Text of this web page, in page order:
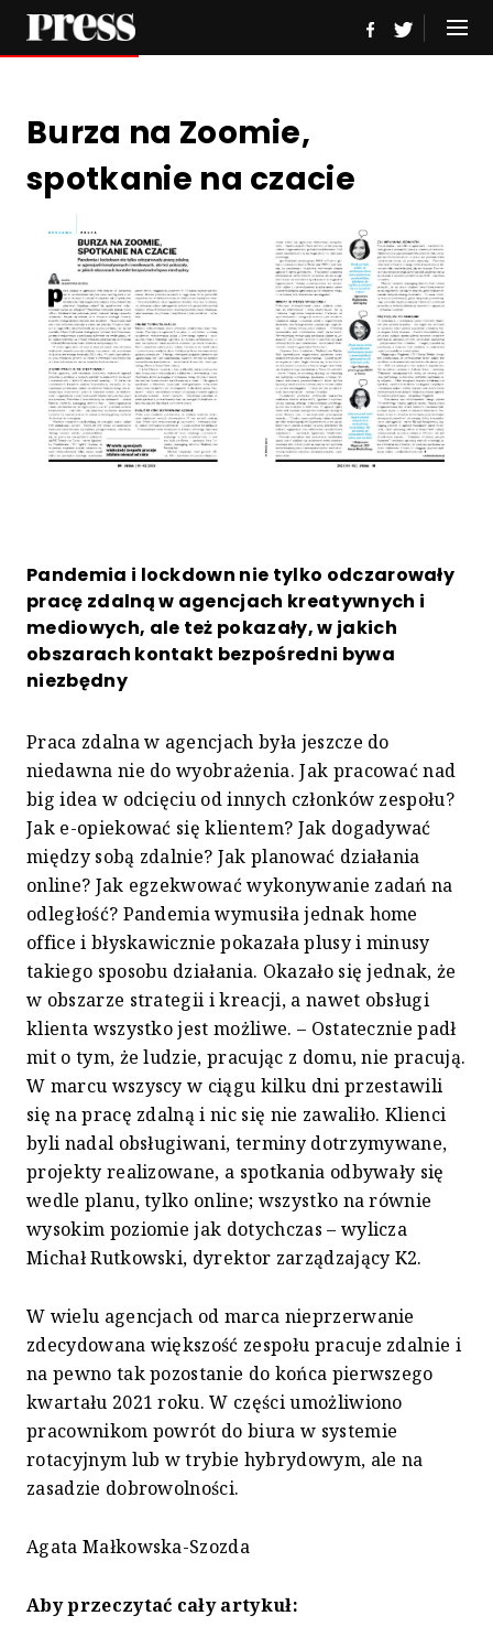
Burza na Zoomie,
spotkanie na czacie
Pandemia i lockdown nie tylko odczarowały
pracę zdalną w agencjach kreatywnych i
mediowych, ale też pokazały, w jakich
obszarach kontakt bezpośredni bywa
niezbędny
Praca zdalna w agencjach była jeszcze do
niedawna nie do wyobrażenia. Jak pracować nad
big idea w odcięciu od innych członków zespołu?
Jak e-opiekować się klientem? Jak dogadywać
między sobą zdalnie? Jak planować działania
online? Jak egzekwować wykonywanie zadań na
odległość? Pandemia wymusiła jednak home
office i błyskawicznie pokazała plusy i minusy
takiego sposobu działania. Okazało się jednak, że
w obszarze strategii i kreacji, a nawet obsługi
klienta wszystko jest możliwe. – Ostatecznie padł
mit o tym, że ludzie, pracując z domu, nie pracują.
W marcu wszyscy w ciągu kilku dni przestawili
się na pracę zdalną i nic się nie zawaliło. Klienci
byli nadal obsługiwani, terminy dotrzymywane,
projekty realizowane, a spotkania odbywały się
wedle planu, tylko online; wszystko na równie
wysokim poziomie jak dotychczas – wylicza
Michał Rutkowski, dyrektor zarządzający K2.
W wielu agencjach od marca nieprzerwanie
zdecydowana większość zespołu pracuje zdalnie i
na pewno tak pozostanie do końca pierwszego
kwartału 2021 roku. W części umożliwiono
pracownikom powrót do biura w systemie
rotacyjnym lub w trybie hybrydowym, ale na
zasadzie dobrowolności.
Agata Małkowska-Szozda
Aby przeczytać cały artykuł: